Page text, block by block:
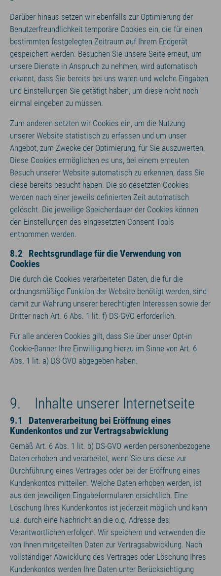
Darüber hinaus setzen wir ebenfalls zur Optimierung der
Benutzerfreundlichkeit temporäre Cookies ein, die für einen
bestimmten festgelegten Zeitraum auf Ihrem Endgerät
gespeichert werden. Besuchen Sie unsere Seite erneut, um
unsere Dienste in Anspruch zu nehmen, wird automatisch
erkannt, dass Sie bereits bei uns waren und welche Eingaben
und Einstellungen Sie getätigt haben, um diese nicht noch
einmal eingeben zu müssen.
Zum anderen setzten wir Cookies ein, um die Nutzung
unserer Website statistisch zu erfassen und um unser
Angebot, zum Zwecke der Optimierung, für Sie auszuwerten.
Diese Cookies ermöglichen es uns, bei einem erneuten
Besuch unserer Website automatisch zu erkennen, dass Sie
diese bereits besucht haben. Die so gesetzten Cookies
werden nach einer jeweils definierten Zeit automatisch
gelöscht. Die jeweilige Speicherdauer der Cookies können
den Einstellungen des eingesetzten Consent Tools
entnommen werden.
8.2 Rechtsgrundlage für die Verwendung von
Cookies
Die durch die Cookies verarbeiteten Daten, die für die
ordnungsmäßige Funktion der Website benötigt werden, sind
damit zur Wahrung unserer berechtigten Interessen sowie der
Dritter nach Art. 6 Abs. 1 lit. f) DS-GVO erforderlich.
Für alle anderen Cookies gilt, dass Sie über unser Opt-in
Cookie-Banner Ihre Einwilligung hierzu im Sinne von Art. 6
Abs. 1 lit. a) DS-GVO abgegeben haben.
9. Inhalte unserer Internetseite
9.1 Datenverarbeitung bei Eröffnung eines
Kundenkontos und zur Vertragsabwicklung
Gemäß Art. 6 Abs. 1 lit. b) DS-GVO werden personenbezogene
Daten erhoben und verarbeitet, wenn Sie uns diese zur
Durchführung eines Vertrages oder bei der Eröffnung eines
Kundenkontos mitteilen. Welche Daten erhoben werden, ist
aus den jeweiligen Eingabeformularen ersichtlich. Eine
Löschung Ihres Kundenkontos ist jederzeit möglich und kann
u.a. durch eine Nachricht an die o.g. Adresse des
Verantwortlichen erfolgen. Wir speichern und verwenden die
von Ihnen mitgeteilten Daten zur Vertragsabwicklung. Nach
vollständiger Abwicklung des Vertrages oder Löschung Ihres
Kundenkontos werden Ihre Daten unter Berücksichtigung